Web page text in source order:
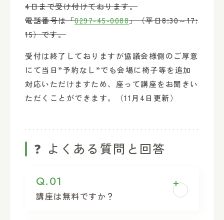
4日まで受け付けております。
電話番号は「0297-45-0088」（平日8:30～17:
15）です。
受付は終了しておりますが協議会様側のご厚意
にて当日”予約なし”でも会場に椅子等を追加
対応いただけますため、座って講座をお聞きい
ただくことができます。（11月4日更新）
❓ よくある質問と回答
Q.01
講座は無料ですか？